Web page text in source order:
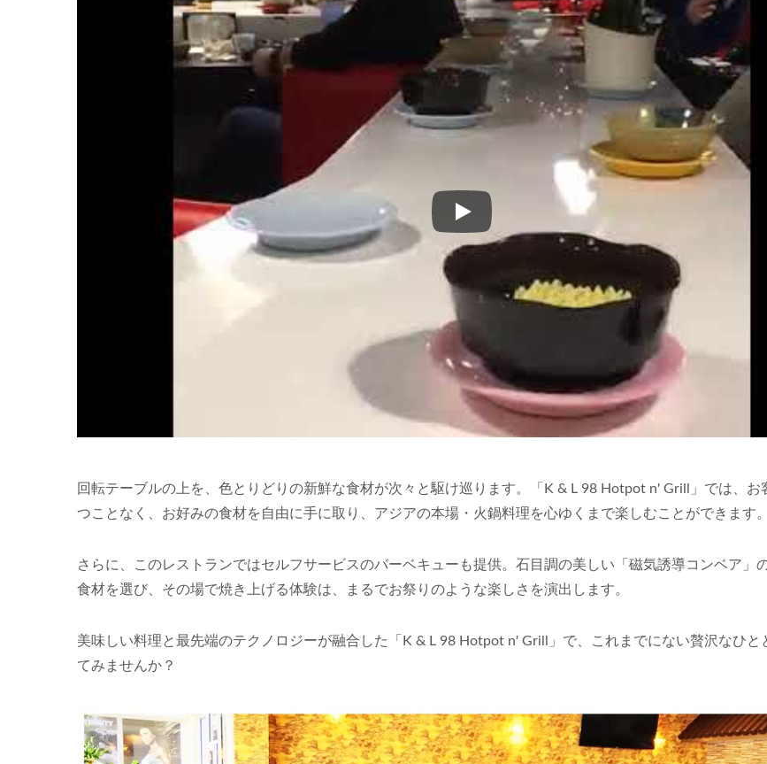
K & L 98 Hotpot n 'Grill
回転テーブルの上を、色とりどりの新鮮な食材が次々と駆け巡ります。「K & L 98 Hotpot n' Grill」では、お
つことなく、お好みの食材を自由に手に取り、アジアの本場・火鍋料理を心ゆくまで楽しむことができます。
さらに、このレストランではセルフサービスのバーベキューも提供。石目調の美しい「磁気誘導コンベア」
食材を選び、その場で焼き上げる体験は、まるでお祭りのような楽しさを演出します。
美味しい料理と最先端のテクノロジーが融合した「K & L 98 Hotpot n' Grill」で、これまでにない贅沢なひと
てみませんか？
新幹線型配膳システム 列車型配膳システム